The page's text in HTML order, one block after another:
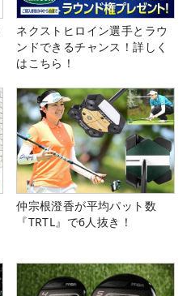
ネクストヒロイン選手とラウ
ンドできるチャンス！詳しく
はこちら！
仲宗根澄香が平均パット数
『TRTL』で6人抜き！